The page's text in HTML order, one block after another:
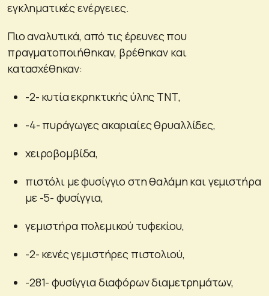
εγκληματικές ενέργειες.
Πιο αναλυτικά, από τις έρευνες που
πραγματοποιήθηκαν, βρέθηκαν και
κατασχέθηκαν:
-2- κυτία εκρηκτικής ύλης ΤΝΤ,
-4- πυράγωγες ακαριαίες θρυαλλίδες,
χειροβομβίδα,
πιστόλι με φυσίγγιο στη θαλάμη και γεμιστήρα
με -5- φυσίγγια,
γεμιστήρα πολεμικού τυφεκίου,
-2- κενές γεμιστήρες πιστολιού,
-281- φυσίγγια διαφόρων διαμετρημάτων,